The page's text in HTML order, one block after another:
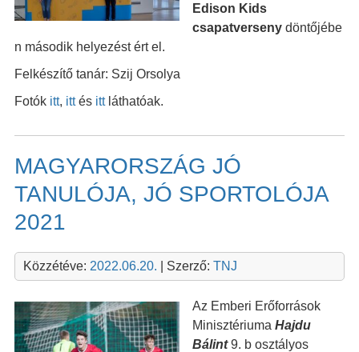
Edison Kids
csapatversenydöntőjébe
n második helyezést ért el.
Felkészítő tanár: Szij Orsolya
Fotók itt, ittés ittláthatóak.
MAGYARORSZÁG JÓ
TANULÓJA, JÓ SPORTOLÓJA
2021
Közzétéve: 2022.06.20. | Szerző: TNJ
Az Emberi Erőforrások
Minisztériuma Hajdu
Bálint9. b osztályos